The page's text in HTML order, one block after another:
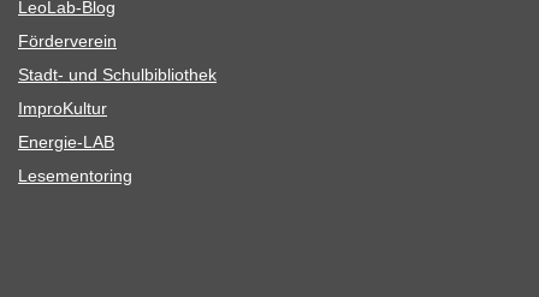
Leo­Lab-Blog
För­der­ver­ein
Stadt- und Schulbibliothek
Impro­Kul­tur
Ener­­gie-LAB
Lese­men­to­ring